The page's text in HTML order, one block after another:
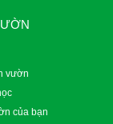
vườn
của bạn